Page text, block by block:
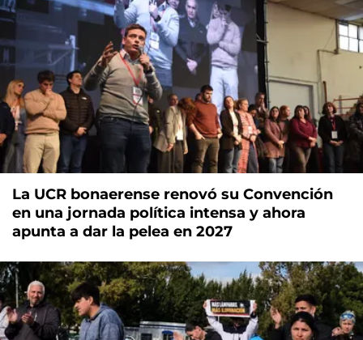
La UCR bonaerense renovó su Convención
en una jornada política intensa y ahora
apunta a dar la pelea en 2027